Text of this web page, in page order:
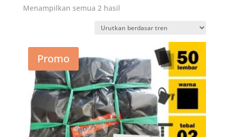
Menampilkan semua 2 hasilDiurutkan
popularitas
Promo